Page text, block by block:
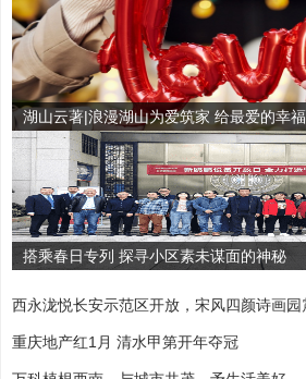
湖山云著|浪漫湖山为爱筑家 给最爱的幸
搭乘春日专列 探寻小区素未谋面的神秘
西永泷悦长安示范区开放，宋风四颜诗画园
重庆地产红1月 清水甲第开年夺冠